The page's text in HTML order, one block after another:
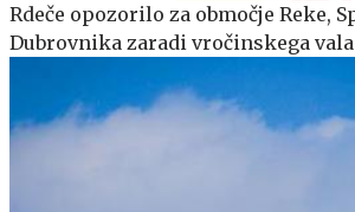
Rdeče opozorilo za območje Reke,
Dubrovnika zaradi vročinskega vala